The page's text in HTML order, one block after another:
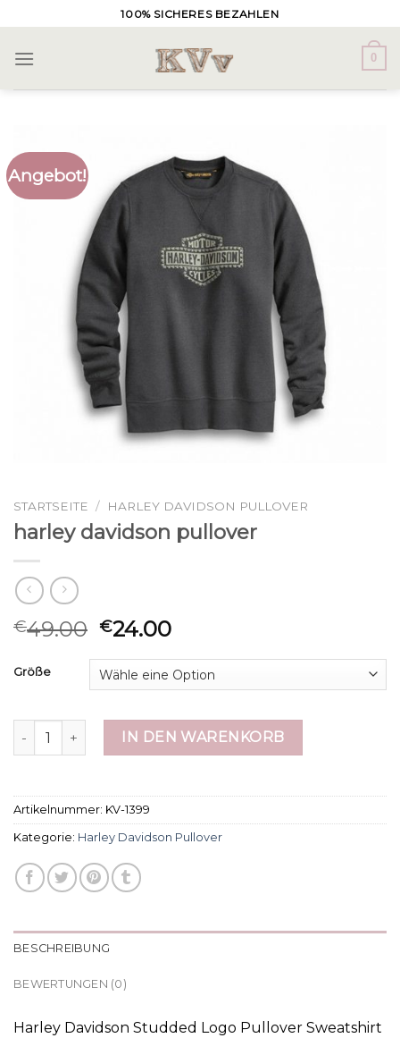
to
content
100% SICHERES BEZAHLEN
0
Angebot!
STARTSEITE / HARLEY DAVIDSON PULLOVER
harley davidson pullover
€49.00 €24.00
Größe
harley davidson pullover Menge
IN DEN WARENKORB
Artikelnummer: KV-1399
Kategorie: Harley Davidson Pullover
BESCHREIBUNG
BEWERTUNGEN (0)
Harley Davidson Studded Logo Pullover Sweatshirt